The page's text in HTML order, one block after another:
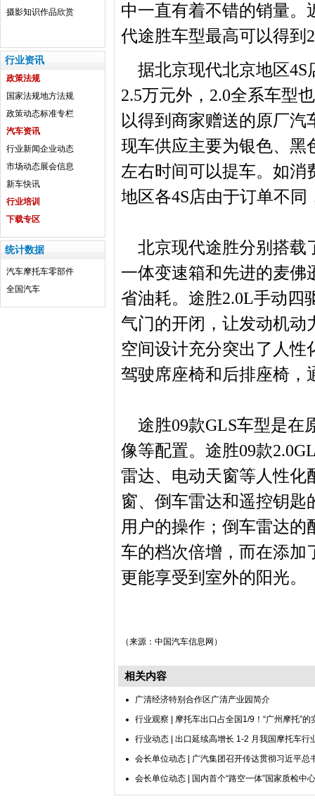
摄影知识作品欣赏
行业资讯
政策法规
国家法规地方法规
政策动态标准专栏
汽车资讯
行业新闻企业动态
市场动态展会信息
新车快讯
行业培训
下载专区
统计数据
汽车摩托车零部件
全国汽车
中一直有着不错的销量。
代途胜车型最高可以得到
据北京现代北京地区4S
2.5万元外，2.0全系车型
以得到商家赠送的原厂汽
现车供应主要为银色、黑
左右时间可以提车。如消
地区各4S店由于订单不
北京现代途胜分别搭载
一体变速箱和先进的麦佛
省油耗。途胜2.0L手动四
气门的开闭，让发动机动
空间设计充分突出了人
驾驶席座椅和后排座椅，
途胜09款GLS车型是在
像等配置。途胜09款
雷达、电动天窗等人性化
窗、倒车雷达和遥控钥
用户的操作；倒车雷达
车的档次倍增，而在添加
更能享受到室外的阳光。
（来源：中国汽车信息网）
相关内容
广清经济特别合作区广清产业园简介
行业观察 | 摩托车出口占全国1/9！“广州摩托”的
行业动态 | 出口延续高增长 1-2 月我国摩托车行
会长单位动态 | 广汽集团召开传达贯彻习近平
会长单位动态 | 国内首个“路空一体”国家质检中